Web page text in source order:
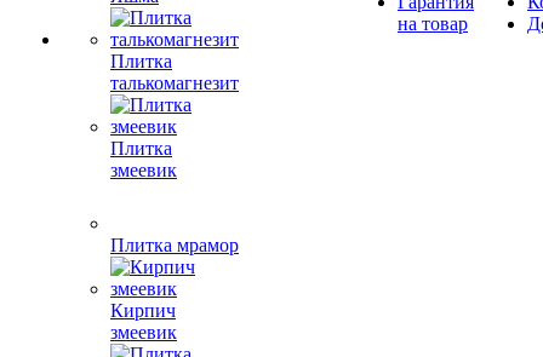
Плитка
талькомагнезит
Плитка
змеевик
Плитка мрамор
Кирпич
змеевик
на товар